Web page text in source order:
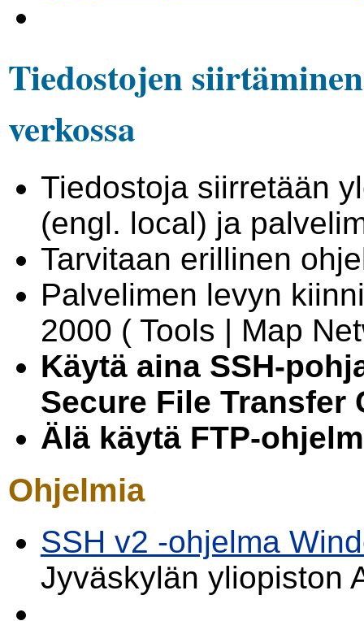
Tiedostojen
verkossa
Tiedostoja siirretään
(engl. local) ja
Tarvitaan erillinen
Palvelimen levyn
2000 ( Tools | Map
Käytä aina SSH-
Secure File Transfer
Älä käytä FTP-
Ohjelmia
SSH v2 -ohjelma
Jyväskylän yliopiston